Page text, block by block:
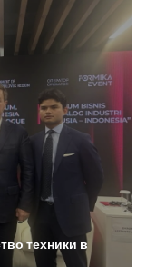
техники в